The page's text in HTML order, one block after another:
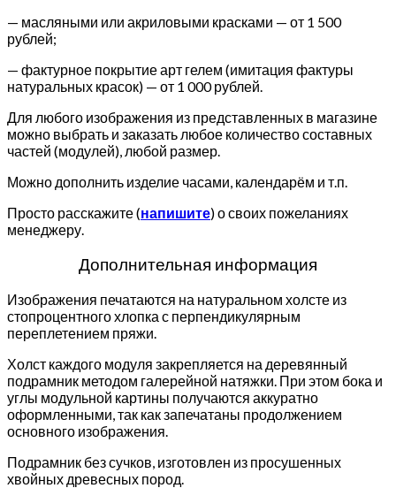
— масляными или акриловыми красками — от 1 500
рублей;
— фактурное покрытие арт гелем (имитация фактуры
натуральных красок) — от 1 000 рублей.
Для любого изображения из представленных в магазине
можно выбрать и заказать любое количество составных
частей (модулей), любой размер.
Можно дополнить изделие часами, календарём и т.п.
Просто расскажите (напишите) о своих пожеланиях
менеджеру.
Дополнительная информация
Изображения печатаются на натуральном холсте из
стопроцентного хлопка с перпендикулярным
переплетением пряжи.
Холст каждого модуля закрепляется на деревянный
подрамник методом галерейной натяжки. При этом бока и
углы модульной картины получаются аккуратно
оформленными, так как запечатаны продолжением
основного изображения.
Подрамник без сучков, изготовлен из просушенных
хвойных древесных пород.